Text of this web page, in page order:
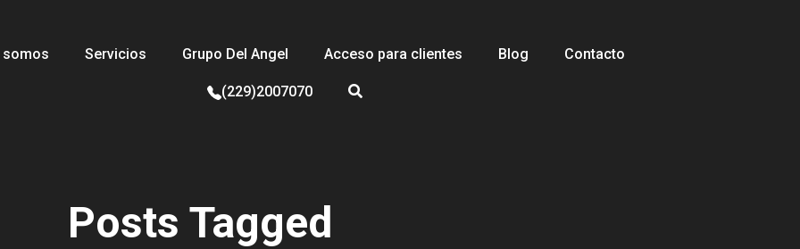
somos Servicios Grupo Del Angel Acceso para clientes Blog Contacto
(229)2007070
Posts Tagged